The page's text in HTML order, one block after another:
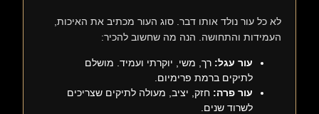
לא כל עור נולד אותו דבר. סוג העור מכתיב את האיכות,
העמידות והתחושה. הנה מה שחשוב להכיר:
עור עגל: רך, משי, יוקרתי ועמיד. מושלם
לתיקים ברמת פרימיום.
עור פרה: חזק, יציב, מעולה לתיקים שצריכים
לשרוד שנים.